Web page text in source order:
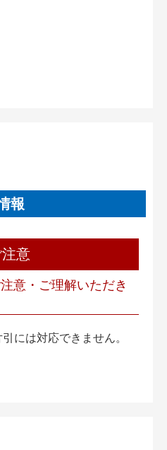
報
注意
意・ご理解いただき
は対応できません。